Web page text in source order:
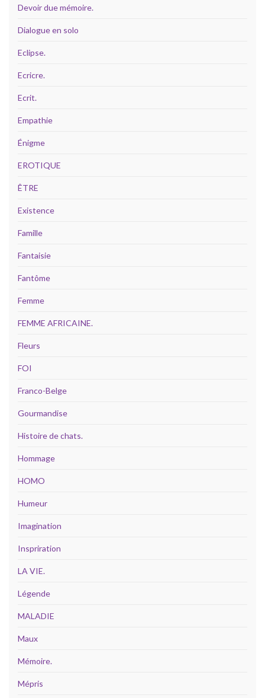
Devoir due mémoire.
Dialogue en solo
Eclipse.
Ecricre.
Ecrit.
Empathie
Énigme
EROTIQUE
ÊTRE
Existence
Famille
Fantaisie
Fantôme
Femme
FEMME AFRICAINE.
Fleurs
FOI
Franco-Belge
Gourmandise
Histoire de chats.
Hommage
HOMO
Humeur
Imagination
Inspriration
LA VIE.
Légende
MALADIE
Maux
Mémoire.
Mépris